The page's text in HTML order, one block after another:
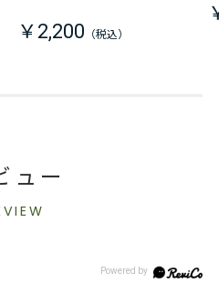
￥2,200
ュー